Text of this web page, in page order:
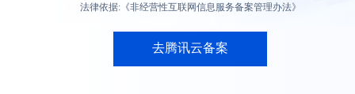
法律依据:《非经营性互联网信息服务备案管理办法》
去腾讯云备案